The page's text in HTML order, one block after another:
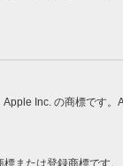
Inc. の商標です。
または登録商標です。